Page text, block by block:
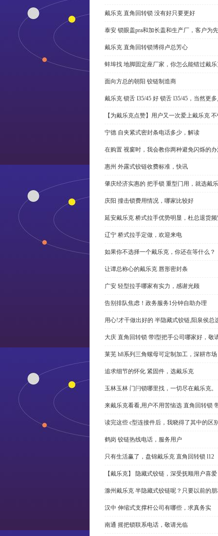
戴乐克 直角回转锁 没有好只要更好
泰安 锁眼盖pra和加长盖和生产厂，客户为先
戴乐克 直角回转锁博得卢总芳心
蚌埠找 地脚固定座厂家，你怎么能错过戴
面向方总的朝阳 铰链制造商
戴乐克 锁舌 l35/45 好 锁舌 l35/45，当然更
【为戴乐克点赞】用户又一次爱上戴乐克
宁德 自夹紧式密封条电话多少，解读
在购置 视窗时，我会教你两种避免闪烁的
惠州 外露式铰链收费标准，快讯
肇庆经济实惠的 把手锁 重型门用，就选戴
庆阳 撞击锁费用情况，哪家比较好
延安戴乐克 桥式拉手优势明显，杜总退货
辽宁 桥式拉手定做，欢迎来电
如果你不选择一个戴乐克，你还在等什么？
让谭总称心的戴乐克 唇形密封条
广安 轻型拉手哪家有实力，感谢光顾
告别排队焦虑！政务服务1分钟自助办理
用心!才干做出好的 半隐藏式铰链,阳泉侯总
大庆 直角回转锁 带l型把手公司哪家好，敬
莱芜 h8系列三角螺母可定制加工，深耕市场
追求细节的怀化 紧固件，选戴乐克
玉林玉林 门闩锁哪里找，一切尽在戴乐克。
来戴乐克看看,用户不用苦恼选 直角回转锁
读完这些 c型连接件后，我晓得了其中的区
鹤岗 铰链热线电话，服务用户
只有生活赢了，盘锦戴乐克 直角回转锁 l12
【戴乐克】 隐藏式铰链，深受抚顺用户喜
滁州戴乐克 半隐藏式铰链呢？只要以前的
汉中 伸缩式支撑杆公司有哪些，求真务实
南通 摇把锁联系电话，敬请光临